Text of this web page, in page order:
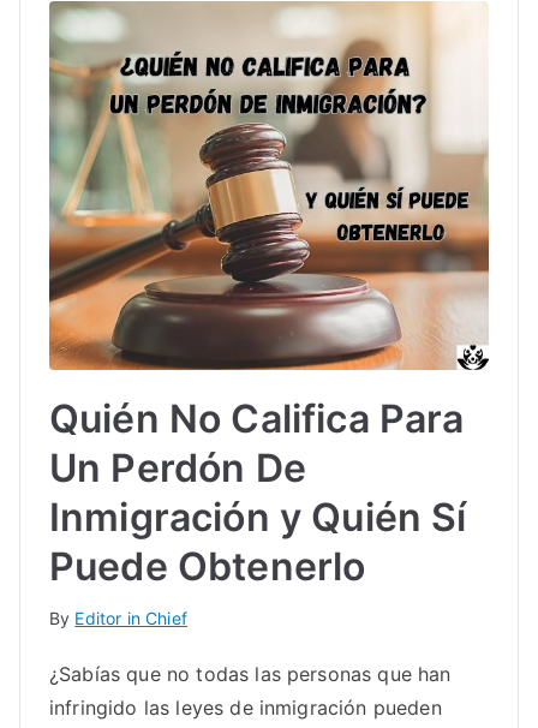
Quién No Califica Para
Un Perdón De
Inmigración y Quién Sí
Puede Obtenerlo
By Editor in Chief
¿Sabías que no todas las personas que han
infringido las leyes de inmigración pueden